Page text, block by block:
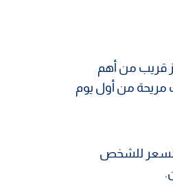
قريب من أهم
مريحة من أول يوم
السعر للشخص